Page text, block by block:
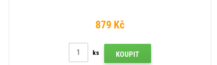
879 Kč
ks KOUPIT